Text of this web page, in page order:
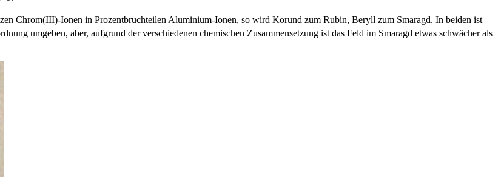
Chrom(III)-Ionen in Prozentbruchteilen Aluminium-Ionen, so wird Korund zum Rubin, Beryll zum Smaragd. In beiden ist
umgeben, aber, aufgrund der verschiedenen chemischen Zusammensetzung ist das Feld im Smaragd etwas schwächer als